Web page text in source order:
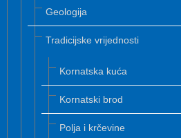
Geologija
Tradicijske vrijednosti
Kornatska kuća
Kornatski brod
Polja i krčevine